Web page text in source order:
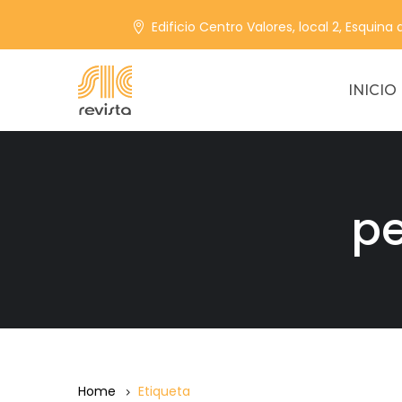
Edificio Centro Valores, local 2, Esquina
INICIO
Home Etiqueta